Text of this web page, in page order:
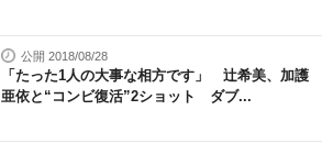
公開 2018/08/28
「たった1人の大事な相方です」 辻希美、加護
亜依と“コンビ復活”2ショット ダブ...